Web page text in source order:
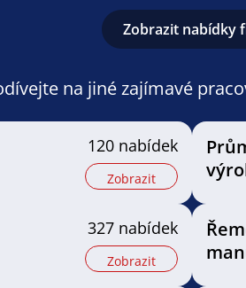
Zobrazit nabídky
na jiné zajímavé
120 nabídek
Zobrazit
327 nabídek
Zobrazit